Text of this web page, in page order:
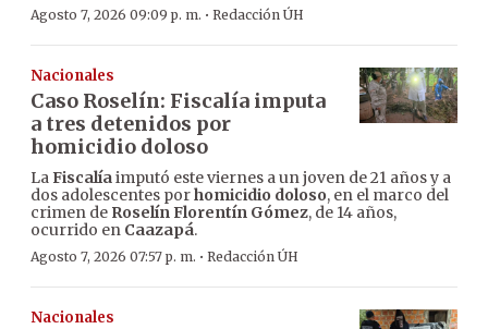
Agosto 7, 2026 09:09 p. m. · Redacción ÚH
Nacionales
Caso Roselín: Fiscalía imputa
a tres detenidos por
homicidio doloso
LaFiscalíaimputó este viernes a un joven de 21 años y a
dos adolescentes porhomicidio doloso, en el marco del
crimen de Roselín Florentín Gómez, de 14 años,
ocurrido en Caazapá.
Agosto 7, 2026 07:57 p. m. · Redacción ÚH
Nacionales